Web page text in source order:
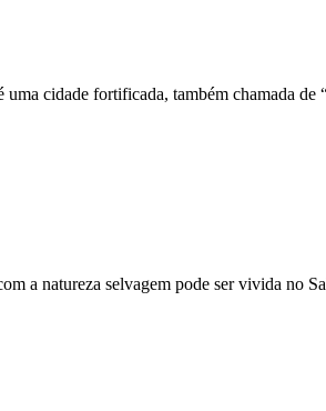
cidade fortificada, também chamada
a natureza selvagem pode ser vivida no